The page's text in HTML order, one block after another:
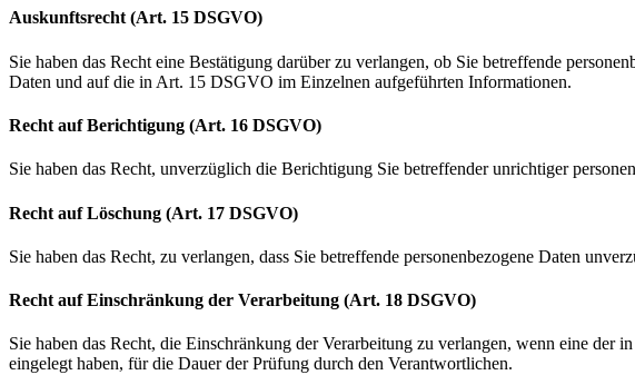
Auskunftsrecht (Art. 15 DSGVO)
Sie haben das Recht eine Bestätigung darüber zu verlangen, ob Sie betreffende
Daten und auf die in Art. 15 DSGVO im Einzelnen aufgeführten Informationen.
Recht auf Berichtigung (Art. 16 DSGVO)
Sie haben das Recht, unverzüglich die Berichtigung Sie betreffender unrichtiger
Recht auf Löschung (Art. 17 DSGVO)
Sie haben das Recht, zu verlangen, dass Sie betreffende personenbezogene Daten
Recht auf Einschränkung der Verarbeitung (Art. 18 DSGVO)
Sie haben das Recht, die Einschränkung der Verarbeitung zu verlangen, wenn eine der
eingelegt haben, für die Dauer der Prüfung durch den Verantwortlichen.